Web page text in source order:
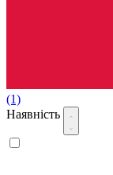
(1)
Наявність